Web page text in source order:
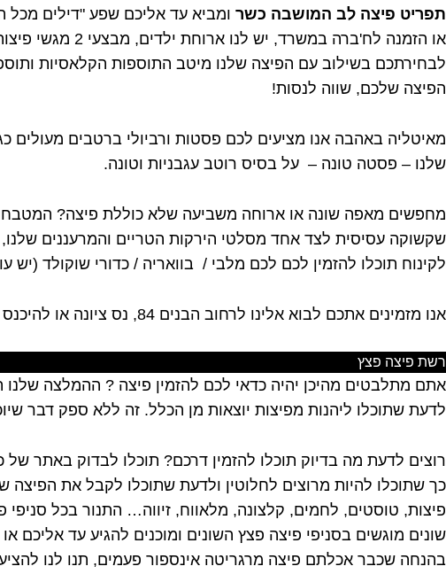
תפריט פיצה לב המושבה כשר ומביא עד אליכם שפע "דילים
או הזמנה לח'ברה במשרד, יש לנו ארוחת ילדים, מבצעי 2 מגשי פיצות XXL + תוספת + שתייה 1.5 ליטר, פיצה ללא גלוטן ועוד.
לבחירתכם בשילוב עם הפיצה שלנו מיטב התוספות הקלאסיות
הפיצה שלכם, שווה לנסות!
מאיטליה באהבה אנו מציעים לכם פסטות ורביולי ברטבים מעולים
שלנו – פסטה טונה – על בסיס רוטב עגבניות וטונה.
מחפשים מאפה שונה או ארוחה משביעה שלא כוללת פיצה? המטבח
שקשוקה עסיסית לצד אחד מסלטי הירקות הטריים והמרעננים
לקינוח תוכלו להזמין לכם לכם מלבי / בוואריה / כדורי שוקולד (יש
אנו מזמינים אתכם לבוא אלינו לרחוב הבנים 84, נס ציונה או להיכנס אל
רשת פיצה פצץ
אתם מתלבטים מהיכן יהיה כדאי לכם להזמין פיצה ? ההמלצה
לדעת שתוכלו ליהנות מפיצות יוצאות מן הכלל. זה ללא ספק דבר
רוצים לדעת מה בדיוק תוכלו להזמין דרכם? תוכלו לבדוק באתר
כך שתוכלו להיות מרוצים לחלוטין ולדעת שתוכלו לקבל את
פיצות, טוסטים, לחמים, קלצונה, מלאווח, זיווה… התנור בכל
שונים מוגשים בסניפי פיצה פצץ השונים ומוכנים להגיע עד
בהנחה שכבר אכלתם פיצה מרגריטה אינספור פעמים, תנו לנו